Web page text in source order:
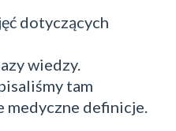
dotyczących
wiedzy.
tam
medyczne definicje.